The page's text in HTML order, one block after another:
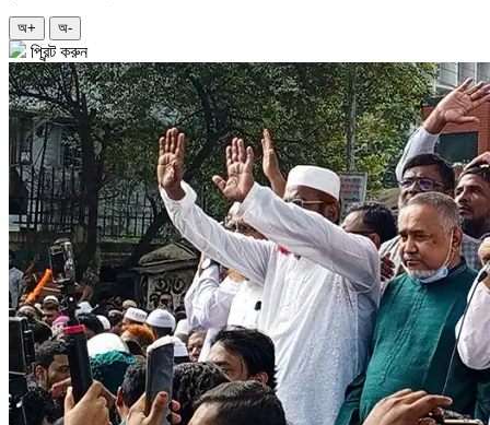
অ+ অ-
প্রিন্ট করুন